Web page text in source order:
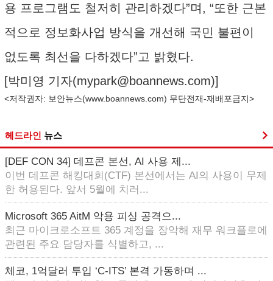
용 프로그램도 철저히 관리하겠다”며, “또한 근본
적으로 정보화사업 방식을 개선해 국민 불편이
없도록 최선을 다하겠다”고 밝혔다.
[박미영 기자(mypark@boannews.com)]
<저작권자: 보안뉴스(www.boannews.com) 무단전재-재배포금지>
헤드라인 뉴스
[DEF CON 34] 데프콘 본선, AI 사용 제...
이번 데프콘 해킹대회(CTF) 본선에서는 AI의 사용이 무제
한 허용된다. 앞서 5월에 치러...
Microsoft 365 AitM 악용 피싱 공격으...
최근 마이크로소프트 365 계정을 장악해 재무 워크플로에
관련된 주요 담당자를 식별하고, ...
체코, 1억달러 투입 ‘C-ITS’ 본격 가동하며 ...